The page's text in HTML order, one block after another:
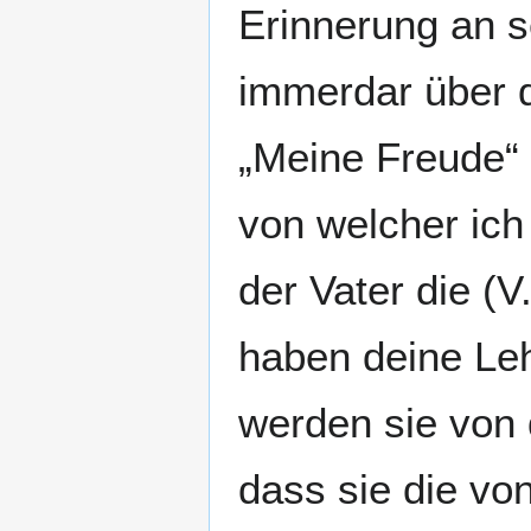
Erinnerung an
immerdar über
„Meine
von welcher
der Vater die
haben deine
werden sie von
dass sie die